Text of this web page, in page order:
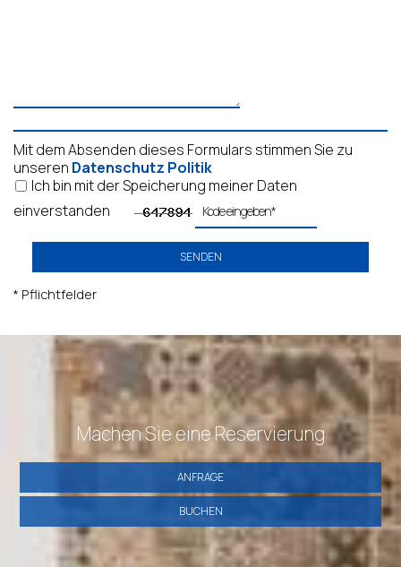
Mit dem Absenden dieses Formulars stimmen Sie zu
unseren Datenschutz Politik
Ich bin mit der Speicherung meiner Daten
einverstanden
SENDEN
* Pflichtfelder
Machen Sie eine Reservierung
ANFRAGE
BUCHEN